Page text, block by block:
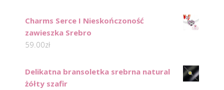
Charms Serce I Nieskończoność
zawieszka Srebro
59.00zł
Delikatna bransoletka srebrna natural
żółty szafir